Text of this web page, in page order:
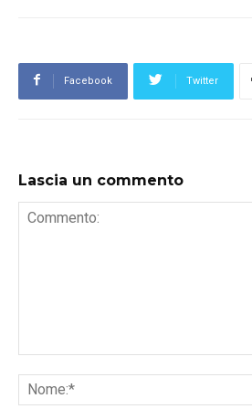
Facebook Twitter
Lascia un commento